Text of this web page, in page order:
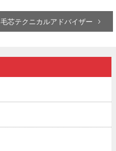
毛芯テクニカルアドバイザー